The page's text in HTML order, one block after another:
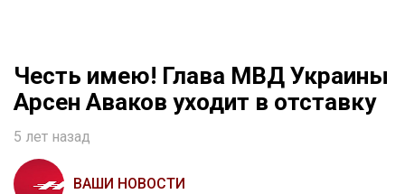
Честь имею! Глава МВД Украины
Арсен Аваков уходит в отставку
5 лет назад
ВАШИ НОВОСТИ